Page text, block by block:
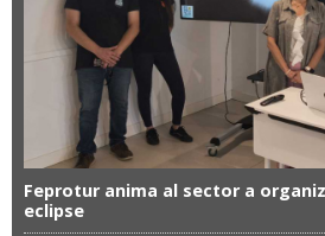
Feprotur anima al sector a
eclipse